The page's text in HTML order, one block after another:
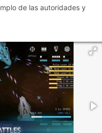
de las autoridades y